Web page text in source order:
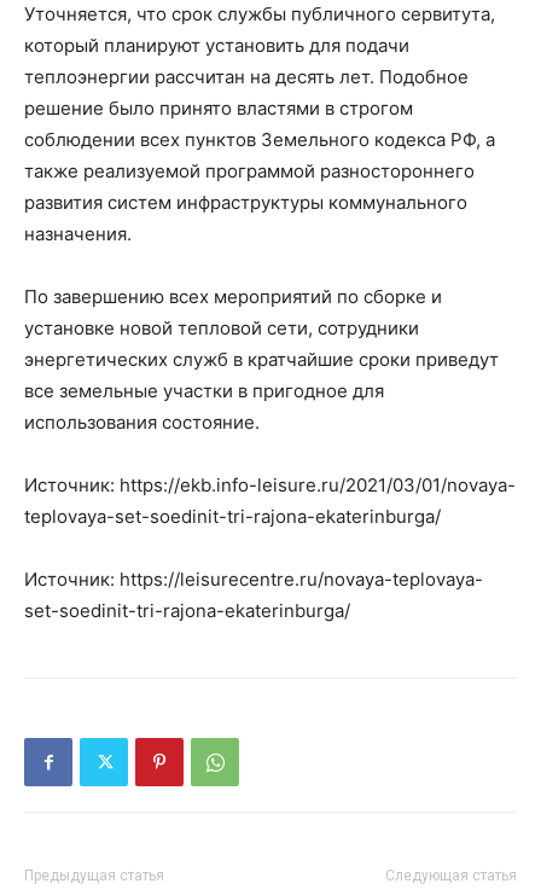
Уточняется, что срок службы публичного сервитута,
который планируют установить для подачи
теплоэнергии рассчитан на десять лет. Подобное
решение было принято властями в строгом
соблюдении всех пунктов Земельного кодекса РФ, а
также реализуемой программой разностороннего
развития систем инфраструктуры коммунального
назначения.
По завершению всех мероприятий по сборке и
установке новой тепловой сети, сотрудники
энергетических служб в кратчайшие сроки приведут
все земельные участки в пригодное для
использования состояние.
Источник: https://ekb.info-leisure.ru/2021/03/01/novaya-
teplovaya-set-soedinit-tri-rajona-ekaterinburga/
Источник: https://leisurecentre.ru/novaya-teplovaya-
set-soedinit-tri-rajona-ekaterinburga/
Предыдущая статья Следующая статья